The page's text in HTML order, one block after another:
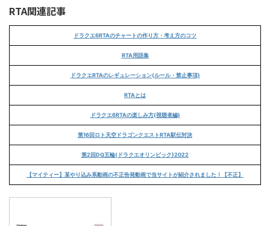
RTA関連記事
ドラクエ6RTAのチャートの作り方・考え方のコツ
RTA用語集
ドラクエRTAのレギュレーション(ルール・禁止事項)
RTAとは
ドラクエ6RTAの楽しみ方(視聴者編)
第16回ロト天空ドラゴンクエストRTA駅伝対決
第2回DQ五輪(ドラクエオリンピック)2022
【マイティー】某やり込み系動画の不正告発動画で当サイトが紹介されました！【不正】